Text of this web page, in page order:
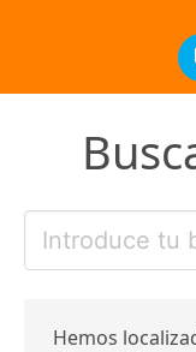
Hemos